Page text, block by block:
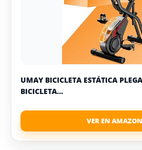
UMAY BICICLETA ESTÁTICA
BICICLETA...